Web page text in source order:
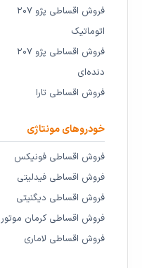
فروش اقساطی پژو ۲۰۷
اتوماتیک
فروش اقساطی پژو ۲۰۷
دنده‌ای
فروش اقساطی تارا
خودروهای مونتاژی
فروش اقساطی فونیکس
فروش اقساطی فیدلیتی
فروش اقساطی دیگنیتی
فروش اقساطی کرمان موتور
فروش اقساطی لاماری